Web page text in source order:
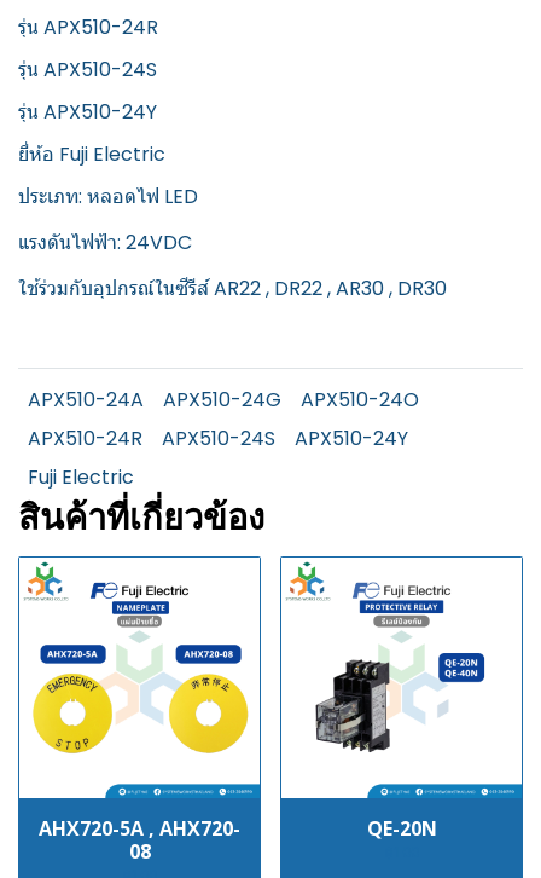
รุ่น APX510-24R
รุ่น APX510-24S
รุ่น APX510-24Y
ยี่ห้อ Fuji Electric
ประเภท: หลอดไฟ LED
แรงดันไฟฟ้า: 24VDC
ใช้ร่วมกับอุปกรณ์ในซีรีส์ AR22 , DR22 , AR30 , DR30
APX510-24A APX510-24G
APX510-24O
APX510-24R
APX510-24S
APX510-24Y
Fuji Electric
สินค้าที่เกี่ยวข้อง
AHX720-5A , AHX720-
08
QE-20N